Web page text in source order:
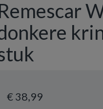
€ 38,99